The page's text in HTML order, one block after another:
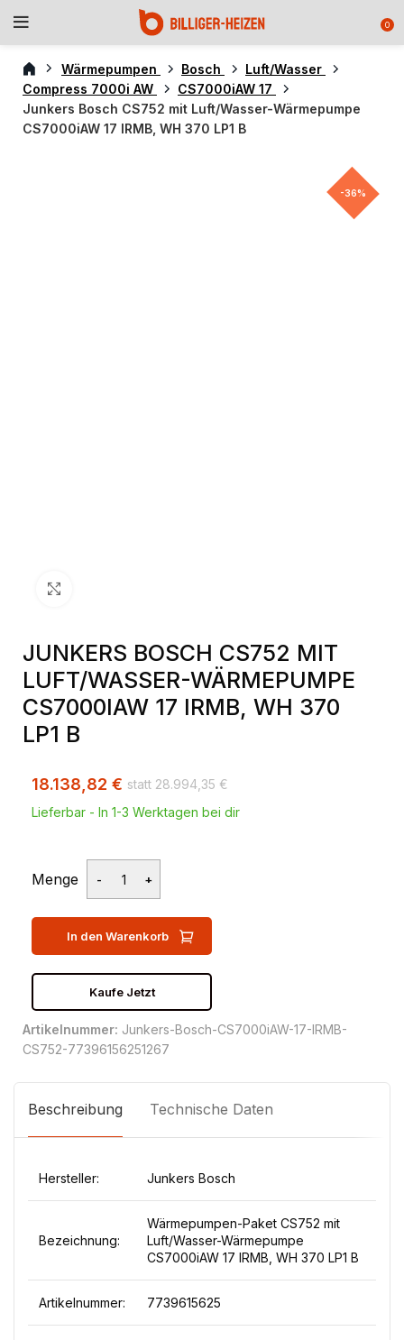
0
Wärmepumpen Bosch
Luft/Wasser
Compress 7000i AW
CS7000iAW 17
Junkers Bosch CS752 mit Luft/Wasser-Wärmepumpe
CS7000iAW 17 IRMB, WH 370 LP1 B
-36%
JUNKERS BOSCH CS752 MIT
LUFT/WASSER-WÄRMEPUMPE
CS7000IAW 17 IRMB, WH 370
LP1 B
28.994,35 €
18.138,82 €
Lieferbar - In 1-3 Werktagen bei dir
Menge
In den Warenkorb
Kaufe Jetzt
Artikelnummer: Junkers-Bosch-CS7000iAW-17-IRMB-
CS752-77396156251267
Beschreibung Technische Daten
Hersteller: Junkers Bosch
Bezeichnung:
Wärmepumpen-Paket CS752 mit
Luft/Wasser-Wärmepumpe
CS7000iAW 17 IRMB, WH 370 LP1 B
Artikelnummer: 7739615625